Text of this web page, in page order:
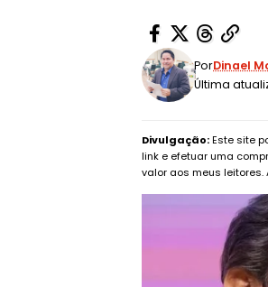
Última
PorDinael
Divulgação:Este site
link e efetuar uma
valor aos meus